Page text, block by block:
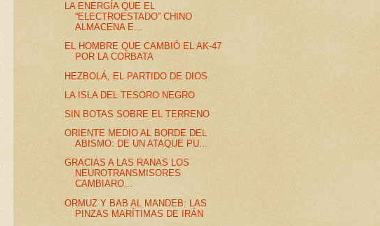
LA ENERGÍA QUE EL
“ELECTROESTADO” CHINO
ALMACENA E...
EL HOMBRE QUE CAMBIÓ EL AK-47
POR LA CORBATA
HEZBOLÁ, EL PARTIDO DE DIOS
LA ISLA DEL TESORO NEGRO
SIN BOTAS SOBRE EL TERRENO
ORIENTE MEDIO AL BORDE DEL
ABISMO: DE UN ATAQUE PU...
GRACIAS A LAS RANAS LOS
NEUROTRANSMISORES
CAMBIARO...
ORMUZ Y BAB AL MANDEB: LAS
PINZAS MARÍTIMAS DE IRÁN